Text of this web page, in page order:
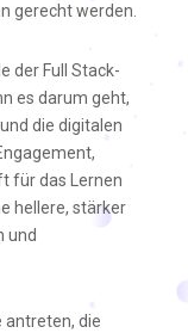
gerecht werden.
der Full Stack-
es darum geht,
die digitalen
für das Lernen
hellere, stärker
und
antreten, die